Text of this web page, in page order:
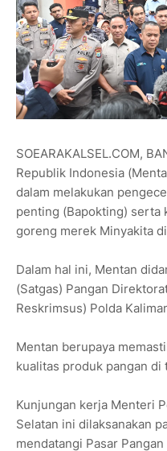
SOEARAKALSEL.COM,
Republik Indonesia
dalam melakukan
penting (Bapokting) serta
goreng merek Minyakita
Dalam hal ini, Mentan
(Satgas) Pangan
Reskrimsus) Polda
Mentan berupaya
kualitas produk pangan di
Kunjungan kerja Menteri
Selatan ini dilaksanakan
mendatangi Pasar